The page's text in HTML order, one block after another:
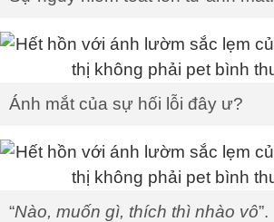
Ánh mắt của sự hối lỗi đây ư?
“Nào, muốn gì, thích thì nhào vô”.